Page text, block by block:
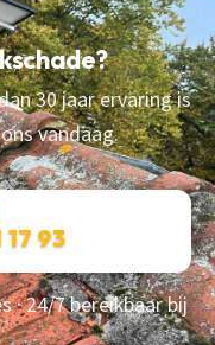
30 jaar ervaring is
vandaag.
17 93
· 24/7 bereikbaar bij